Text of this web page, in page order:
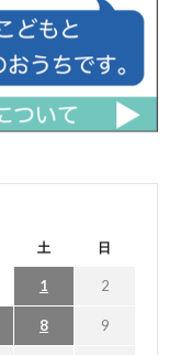
土 日
1 2
8 9